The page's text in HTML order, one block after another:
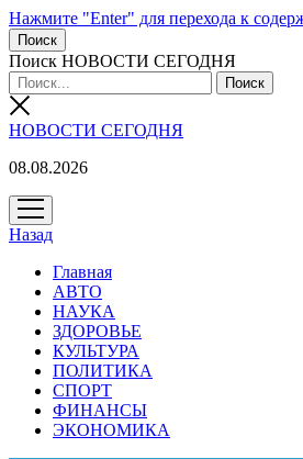
Нажмите "Enter" для перехода к
Поиск
Поиск НОВОСТИ СЕГОДНЯ
НОВОСТИ СЕГОДНЯ
08.08.2026
открыть
меню
Назад
Главная
АВТО
НАУКА
ЗДОРОВЬЕ
КУЛЬТУРА
ПОЛИТИКА
СПОРТ
ФИНАНСЫ
ЭКОНОМИКА